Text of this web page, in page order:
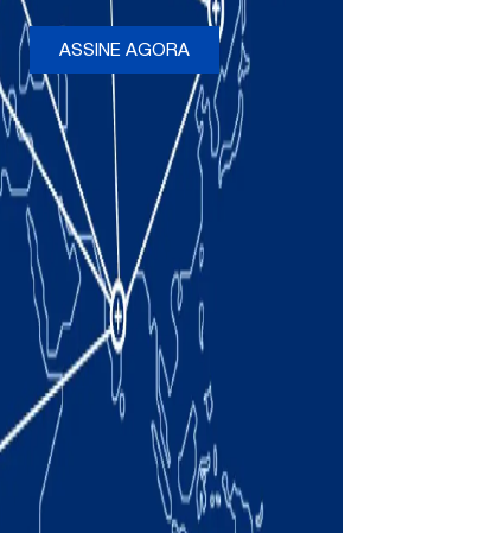
ASSINE AGORA